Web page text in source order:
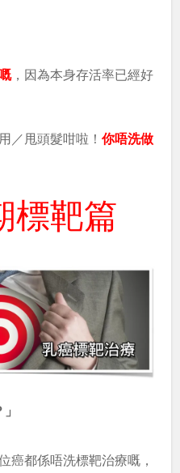
，因為本身存活率已經好
／甩頭髮咁啦！你唔洗做
標靶篇
癌都係唔洗標靶治療嘅，